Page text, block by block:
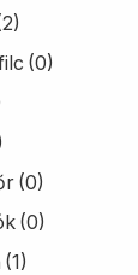
(0)
(0)
(0)
(1)